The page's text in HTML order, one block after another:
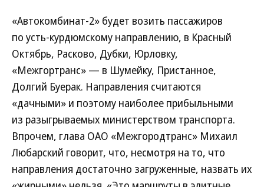
«Автокомбинат‑2» будет возить пассажиров
по усть-курдюмскому направлению, в Красный
Октябрь, Расково, Дубки, Юрловку,
«Межгортранс» — в Шумейку, Пристанное,
Долгий Буерак. Направления считаются
«дачными» и поэтому наиболее прибыльными
из разыгрываемых министерством транспорта.
Впрочем, глава ОАО «Межгородтранс» Михаил
Любарский говорит, что, несмотря на то, что
направления достаточно загруженные, назвать их